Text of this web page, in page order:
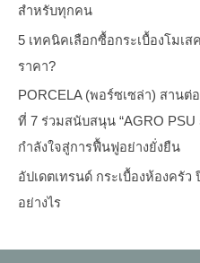
สำหรับทุกคน
5 เทคนิคเลือกซื้อกระเบื้องโมเ
ราคา?
PORCELA (พอร์ซเซล่า) สานต่
ที่ 7 ร่วมสนับสนุน “AGRO PSU
กำลังใจสู่การฟื้นฟูอย่างยั่งยืน
อัปเดตเทรนด์ กระเบื้องห้องครั
อย่างไร